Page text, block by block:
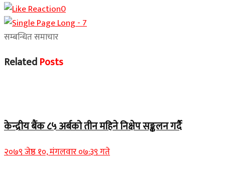
0
सम्बन्धित समाचार
RelatedPosts
केन्द्रीय बैंक ८५ अर्बको तीन महिने निक्षेप सङ्कलन गर्दै
२०७९ जेष्ठ १०, मंगलवार ०७:३९ गते